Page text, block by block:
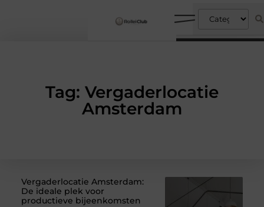
Tag: Vergaderlocatie
Amsterdam
Vergaderlocatie Amsterdam:
De ideale plek voor
productieve bijeenkomsten